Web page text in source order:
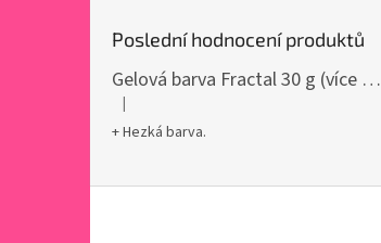
Poslední hodnocení produktů
Gelová barva Fractal 30 g (více variant)
Hodnocení produktu je 5 z 5 hvězdiček.
|
+ Hezká barva.